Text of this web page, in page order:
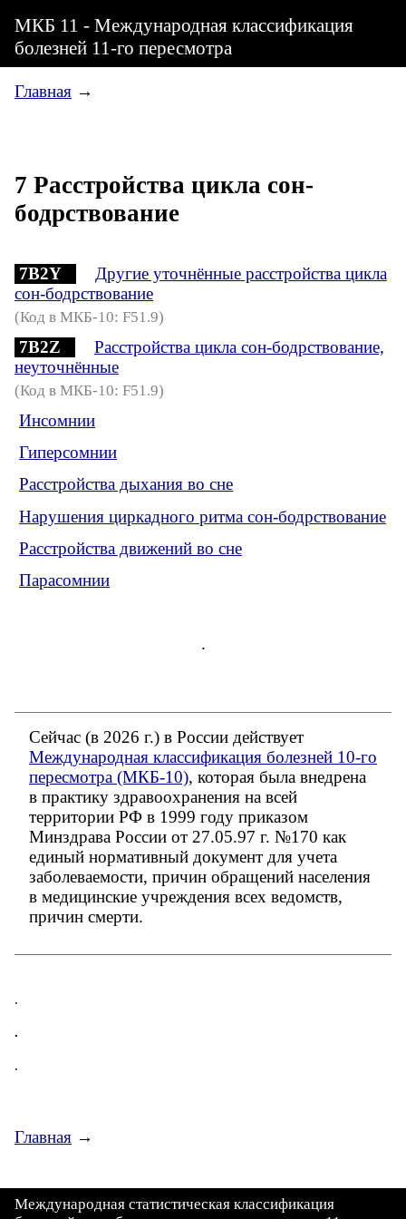
МКБ 11 - Международная классификация
болезней 11-го пересмотра
Главная →
7 Расстройства цикла сон-
бодрствование
7B2Y
Другие уточнённые расстройства цикла
сон-бодрствование
(Код в МКБ-10: F51.9)
7B2Z
Расстройства цикла сон-бодрствование,
неуточнённые
(Код в МКБ-10: F51.9)
Инсомнии
Гиперсомнии
Расстройства дыхания во сне
Нарушения циркадного ритма сон-бодрствование
Расстройства движений во сне
Парасомнии
.
Сейчас (в 2026 г.) в России действует
Международная классификация болезней 10-го
пересмотра (МКБ-10), которая была внедрена
в практику здравоохранения на всей
территории РФ в 1999 году приказом
Минздрава России от 27.05.97 г. №170 как
единый нормативный документ для учета
заболеваемости, причин обращений населения
в медицинские учреждения всех ведомств,
причин смерти.
.
.
.
Главная →
Международная статистическая классификация